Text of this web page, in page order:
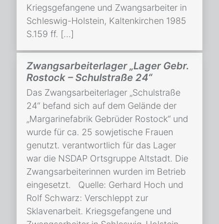
Kriegsgefangene und Zwangsarbeiter in
Schleswig-Holstein, Kaltenkirchen 1985
S.159 ff. […]
Zwangsarbeiterlager „Lager Gebr.
Rostock – Schulstraße 24“
Das Zwangsarbeiterlager „Schulstraße
24“ befand sich auf dem Gelände der
„Margarinefabrik Gebrüder Rostock“ und
wurde für ca. 25 sowjetische Frauen
genutzt. verantwortlich für das Lager
war die NSDAP Ortsgruppe Altstadt. Die
Zwangsarbeiterinnen wurden im Betrieb
eingesetzt. Quelle: Gerhard Hoch und
Rolf Schwarz: Verschleppt zur
Sklavenarbeit. Kriegsgefangene und